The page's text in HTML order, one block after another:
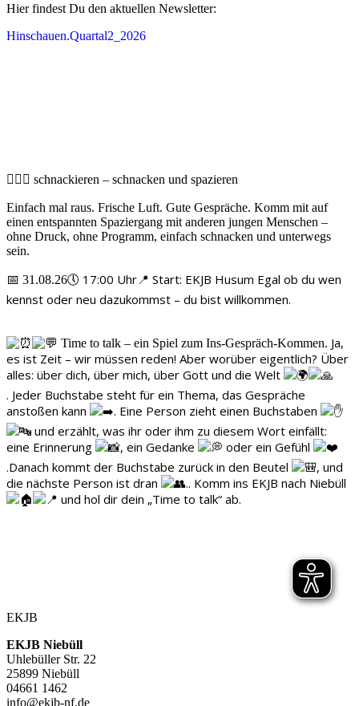
Hier findest Du den aktuellen Newsletter:
Hinschauen.Quartal2_2026
🚶‍♀️✨ schnackieren – schnacken und spazieren
Einfach mal raus. Frische Luft. Gute Gespräche. Komm mit auf
einen entspannten Spaziergang mit anderen jungen Menschen –
ohne Druck, ohne Programm, einfach schnacken und unterwegs
sein.
📅 31.08.26🕔 17:00 Uhr📍 Start: EKJB Husum Egal ob du wen
kennst oder neu dazukommst – du bist willkommen.
Time to talk – ein Spiel zum Ins-Gespräch-Kommen. Ja,
es ist Zeit – wir müssen reden! Aber worüber eigentlich? Über
alles: über dich, über mich, über Gott und die Welt
. Jeder Buchstabe steht für ein Thema, das Gespräche
anstoßen kann
. Eine Person zieht einen Buchstaben
und erzählt, was ihr oder ihm zu diesem Wort einfällt:
eine Erinnerung
, ein Gedanke oder ein Gefühl
.Danach kommt der Buchstabe zurück in den Beutel
, und
die nächste Person ist dran
.. Komm ins EKJB nach Niebüll
und hol dir dein „Time to talk“ ab.
EKJB
EKJB Niebüll
Uhlebüller Str. 22
25899 Niebüll
04661 1462
info@ekjb-nf.de